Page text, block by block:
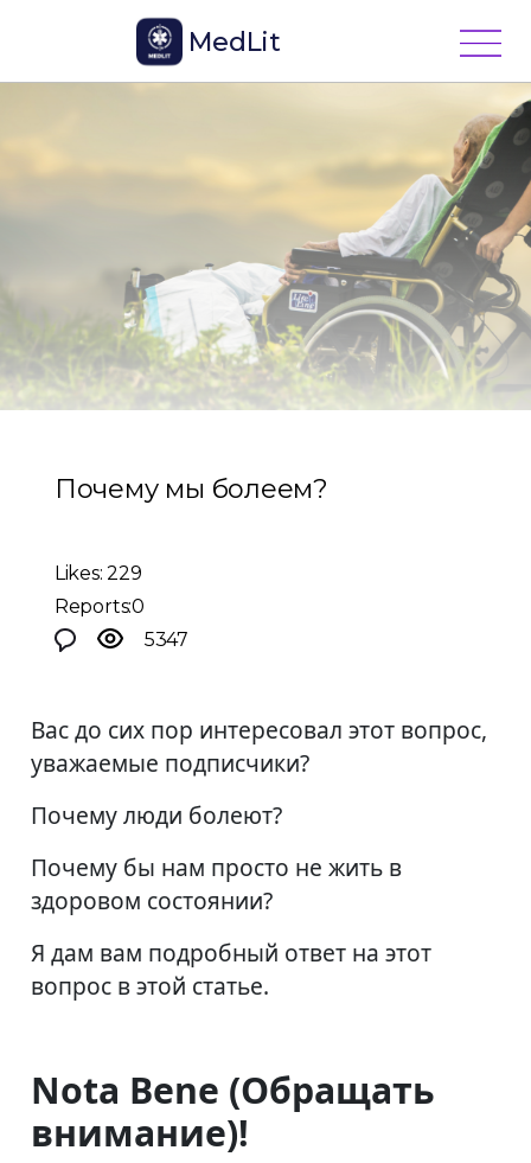
MedLit
Почему мы болеем?
Likes: 229
Reports:0
5347
Вас до сих пор интересовал этот вопрос,
уважаемые подписчики?
Почему люди болеют?
Почему бы нам просто не жить в
здоровом состоянии?
Я дам вам подробный ответ на этот
вопрос в этой статье.
Nota Bene (Обращать
внимание)!